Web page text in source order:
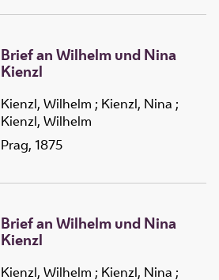
Brief an Wilhelm und Nina
Kienzl
Kienzl, Wilhelm ; Kienzl, Nina ;
Kienzl, Wilhelm
Prag, 1875
Brief an Wilhelm und Nina
Kienzl
Kienzl, Wilhelm ; Kienzl, Nina ;